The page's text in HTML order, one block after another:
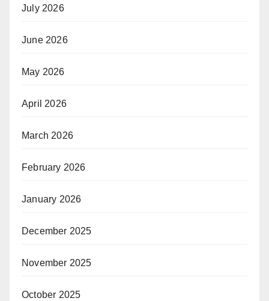
July 2026
June 2026
May 2026
April 2026
March 2026
February 2026
January 2026
December 2025
November 2025
October 2025